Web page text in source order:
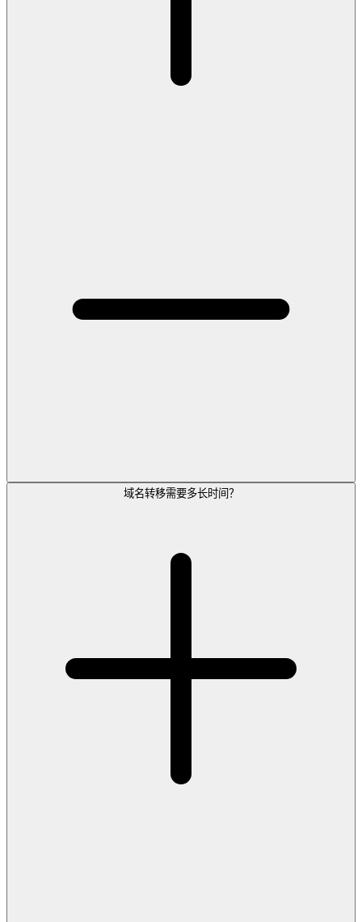
域名转移需要多长时间？